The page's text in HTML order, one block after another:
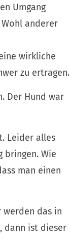
Umgang
anderer
wirkliche
zu ertragen.
Der Hund war
Leider alles
bringen. Wie
man einen
werden das in
dann ist dieser